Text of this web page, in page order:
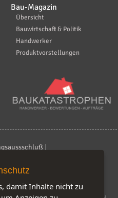
Bau-Magazin
Übersicht
Bauwirtschaft & Politik
Handwerker
Produktvorstellungen
damit Inhalte nicht zu